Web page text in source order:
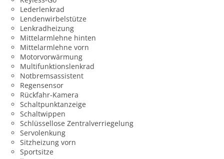
Lederlenkrad
Lendenwirbelstütze
Lenkradheizung
Mittelarmlehne hinten
Mittelarmlehne vorn
Motorvorwärmung
Multifunktionslenkrad
Notbremsassistent
Regensensor
Rückfahr-Kamera
Schaltpunktanzeige
Schaltwippen
Schlüssellose Zentralverriegelung
Servolenkung
Sitzheizung vorn
Sportsitze